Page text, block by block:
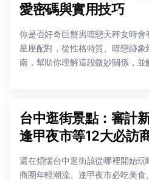
愛密碼與實用技巧
你是否好奇巨蟹男暗戀天秤女時
星座配對，從性格特質、暗戀跡
南，幫助你理解這段微妙關係，並
台中逛街景點：審計
逢甲夜市等12大必訪
還在煩惱台中逛街該從哪裡開始玩
商圈年輕潮流、逢甲夜市必吃美